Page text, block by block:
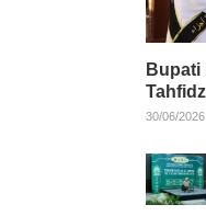
Bupati
30/06/2026